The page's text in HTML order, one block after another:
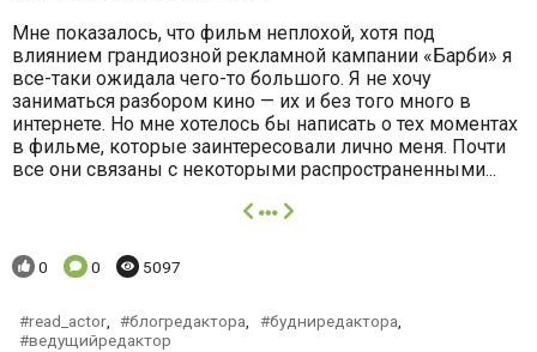
Мне показалось, что фильм неплохой, хотя под
влиянием грандиозной рекламной кампании «Барби» я
все-таки ожидала чего-то большого. Я не хочу
заниматься разбором кино — их и без того много в
интернете. Но мне хотелось бы написать о тех моментах
в фильме, которые заинтересовали лично меня. Почти
все они связаны с некоторыми распространенными...
далее
Понравилось:
0 Комментариев:
0 Просмотров:
5097
read_actor, блогредактора будниредактора
ведущийредактор